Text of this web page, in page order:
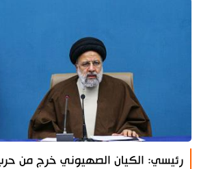
رئيسي: الكيان الصهيوني خرج من